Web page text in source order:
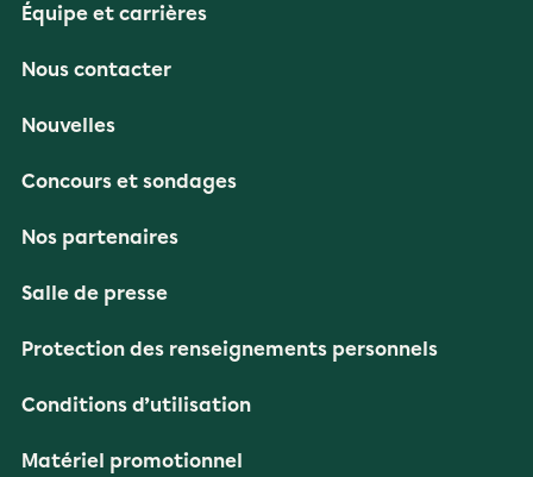
Équipe et carrières
Nous contacter
Nouvelles
Concours et sondages
Nos partenaires
Salle de presse
Protection des renseignements personnels
Conditions d’utilisation
Matériel promotionnel